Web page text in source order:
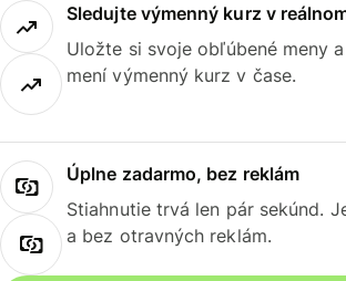
Sledujte výmenný kurz v
Uložte si svoje obľúbené meny
mení výmenný kurz v čase.
Úplne zadarmo, bez reklám
Stiahnutie trvá len pár sekúnd.
a bez otravných reklám.